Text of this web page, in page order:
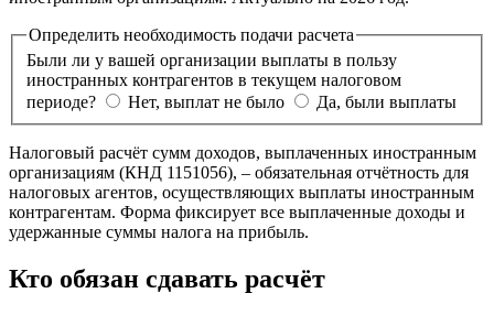
Определить необходимость подачи расчета
Были ли у вашей организации выплаты в пользу
иностранных контрагентов в текущем налоговом
периоде?
Нет, выплат не было Да, были выплаты
Налоговый расчёт сумм доходов, выплаченных иностранным
организациям (КНД 1151056), – обязательная отчётность для
налоговых агентов, осуществляющих выплаты иностранным
контрагентам. Форма фиксирует все выплаченные доходы и
удержанные суммы налога на прибыль.
Кто обязан сдавать расчёт